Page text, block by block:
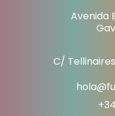
Avenida
C/